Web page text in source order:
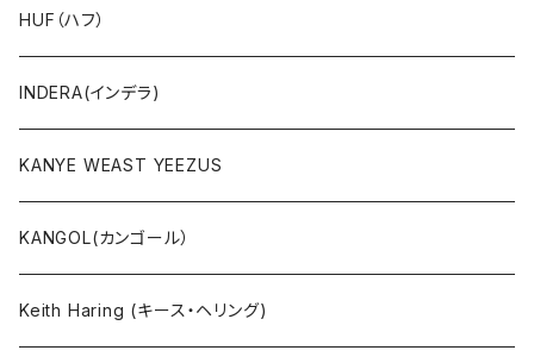
ニット
ボトムス
セットアップ
小物・雑貨
タンクトップ
HUF（ハフ）
INDERA(インデラ)
KANYE WEAST YEEZUS
KANGOL(カンゴール）
Keith Haring (キース・ヘリング)